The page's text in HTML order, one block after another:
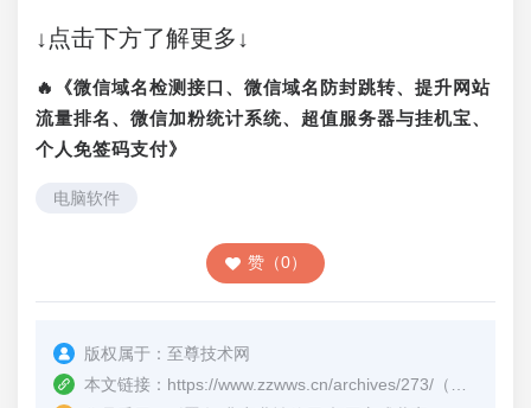
↓点击下方了解更多↓
🔥《微信域名检测接口、微信域名防封跳转、提升网站
流量排名、微信加粉统计系统、超值服务器与挂机宝、
个人免签码支付》
电脑软件
赞（0）
版权属于： 至尊技术网
本文链接： https://www.zzwws.cn/archives/273/ （转载时请注明本文出处及文章链接）